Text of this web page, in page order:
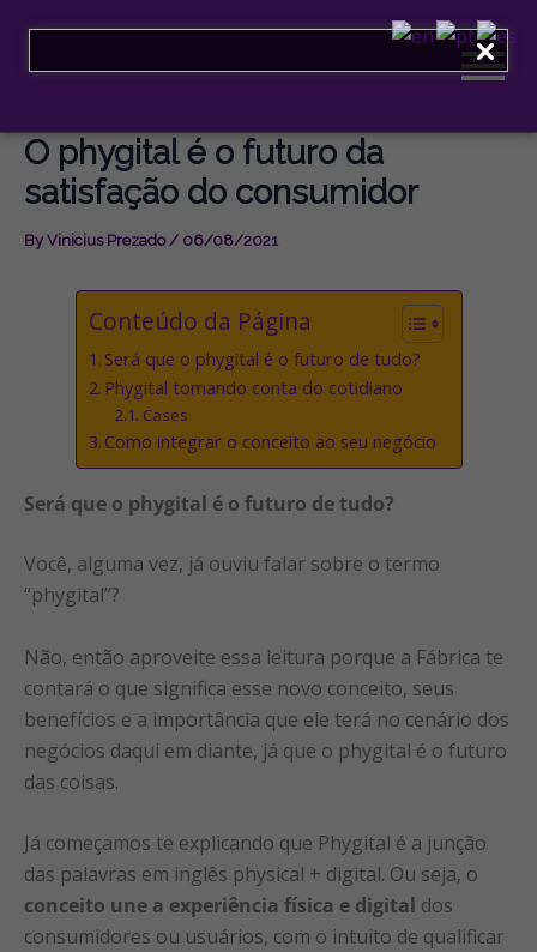
content
O phygital é o futuro da
satisfação do consumidor
By Vinicius Prezado/ 06/08/2021
Conteúdo da Página
Será que o phygital é o futuro de tudo?
Phygital tomando conta do cotidiano
Cases
Como integrar o conceito ao seu negócio
Será que o phygital é o futuro de tudo?
Você, alguma vez, já ouviu falar sobre o termo
“phygital”?
Não, então aproveite essa leitura porque a Fábrica te
contará o que significa esse novo conceito, seus
benefícios e a importância que ele terá no cenário dos
negócios daqui em diante, já que o phygital é o futuro
das coisas.
Já começamos te explicando que Phygital é a junção
das palavras em inglês physical + digital. Ou seja, o
conceito une a experiência física e digital dos
consumidores ou usuários, com o intuito de qualificar